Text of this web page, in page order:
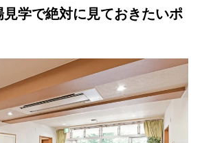
学で絶対に見ておきたいポ